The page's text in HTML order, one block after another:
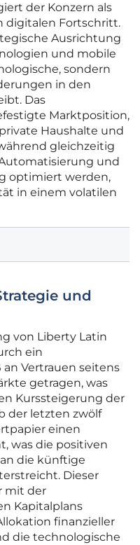
der Konzern als
digitalen Fortschritt.
Ausrichtung
und mobile
sondern
in den
Das
Marktposition,
Haushalte und
gleichzeitig
und
optimiert werden,
in einem volatilen
und
von Liberty Latin
ein
Vertrauen seitens
getragen, was
Kurssteigerung der
der letzten zwölf
einen
was die positiven
die künftige
Dieser
mit der
Kapitalplans
finanzieller
die technologische